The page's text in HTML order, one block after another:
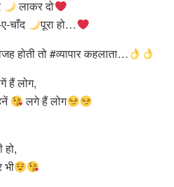
लाकर दो
चाँद
पूरा हो…
होती तो #व्यापार कहलाता…
हैं लोग,
लगे हैं लोग
हो,
भी